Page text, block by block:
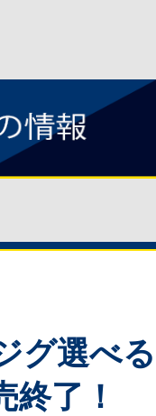
グ選べ
終了！